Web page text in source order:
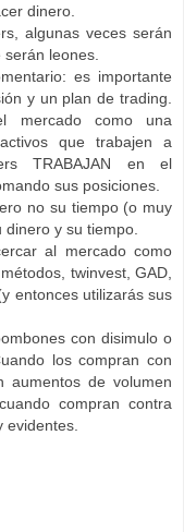
dinero.
algunas veces serán
leones.
es importante
y un plan de trading.
mercado como una
que trabajen a
TRABAJAN en el
sus posiciones.
no su tiempo (o muy
y su tiempo.
al mercado como
twinvest, GAD,
entonces utilizarás sus
con disimulo o
los compran con
aumentos de volumen
compran contra
evidentes.